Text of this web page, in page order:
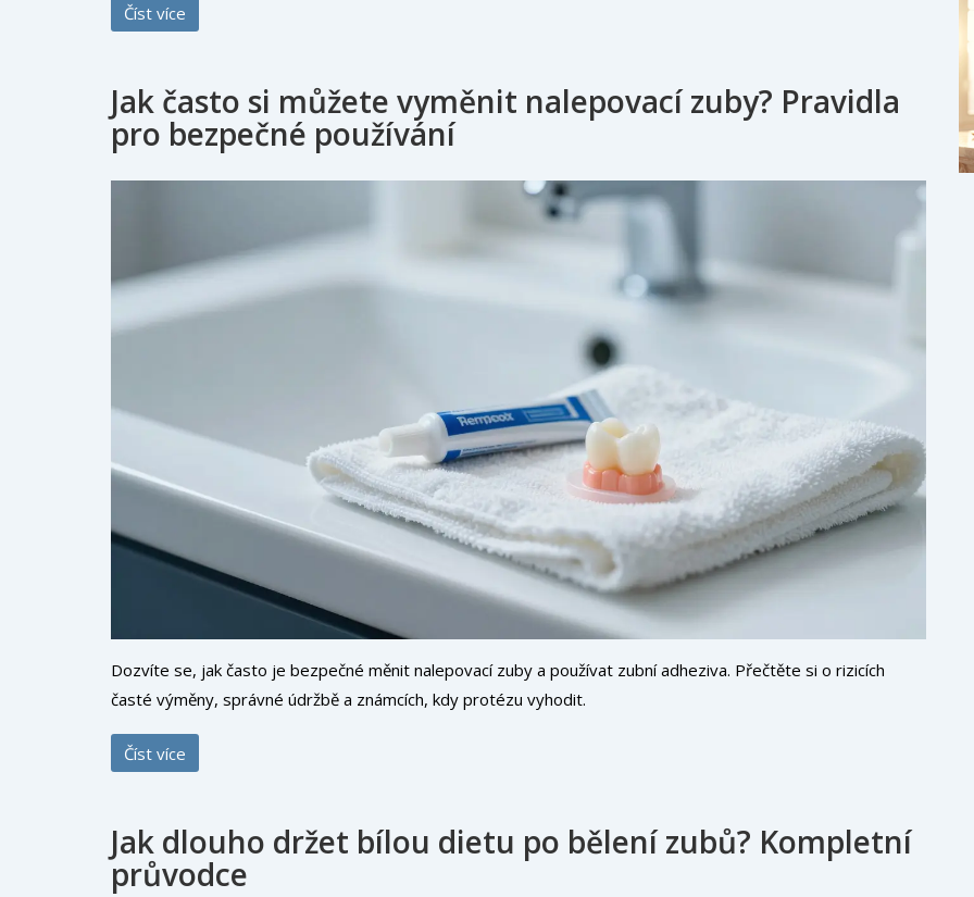
Číst více
Jak často si můžete vyměnit nalepovací zuby? Pravidla
pro bezpečné používání
Dozvíte se, jak často je bezpečné měnit nalepovací zuby a používat zubní adheziva. Přečtěte si o rizicích
časté výměny, správné údržbě a známcích, kdy protézu vyhodit.
Číst více
Jak dlouho držet bílou dietu po bělení zubů? Kompletní
průvodce